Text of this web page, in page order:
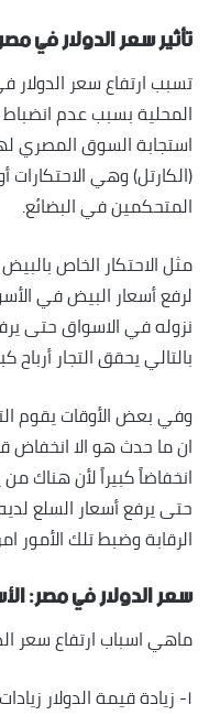
تأثير سعر الدولار في
تسبب ارتفاع سعر
المحلية بسبب عدم
استجابة السوق المصري
(الكارتل) وهي الاحتكارات
المتحكمين في البضائع.
مثل الاحتكار الخاص
لرفع أسعار البيض في
نزوله في الاسواق حتى
بالتالي يحقق التجار
وفي بعض الأوقات يقوم
ان ما حدث هو الا
انخفاضاً كبيراً لأن هناك
حتى يرفع أسعار السلع
الرقابة وضبط تلك الأمور
سعر الدولار في مصر:
ماهي اسباب ارتفاع سعر
١- زيادة قيمة الدولار زيادات متتالية.